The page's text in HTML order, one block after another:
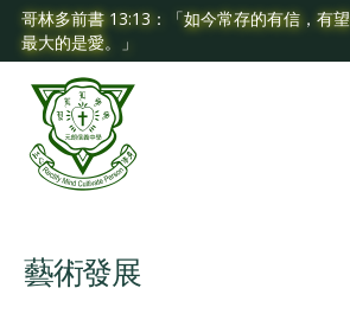
哥林多前書 13:13：「如今常存的有信，有
最大的是愛。」
藝術發展